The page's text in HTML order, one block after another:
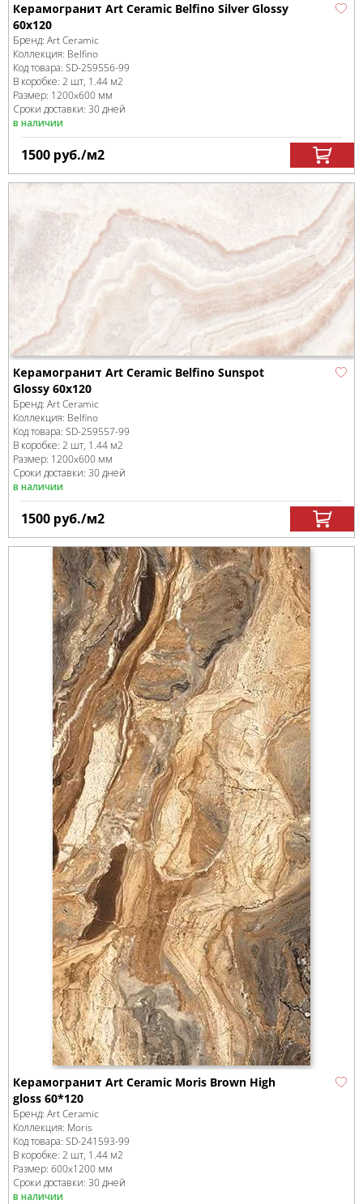
Керамогранит Art Ceramic Belfino Silver Glossy
60x120
Бренд: Art Ceramic
Коллекция: Belfino
Код товара: SD-259556-99
В коробке: 2 шт, 1.44 м2
Размер: 1200x600 мм
Сроки доставки: 30 дней
в наличии
1500 руб./м2
Керамогранит Art Ceramic Belfino Sunspot
Glossy 60x120
Бренд: Art Ceramic
Коллекция: Belfino
Код товара: SD-259557-99
В коробке: 2 шт, 1.44 м2
Размер: 1200x600 мм
Сроки доставки: 30 дней
в наличии
1500 руб./м2
Керамогранит Art Ceramic Moris Brown High
gloss 60*120
Бренд: Art Ceramic
Коллекция: Moris
Код товара: SD-241593-99
В коробке: 2 шт, 1.44 м2
Размер: 600x1200 мм
Сроки доставки: 30 дней
в наличии